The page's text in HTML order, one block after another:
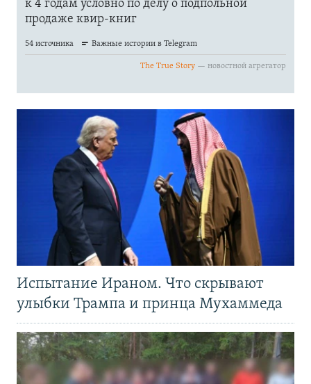
Испытание Ираном. Что скрывают
улыбки Трампа и принца Мухаммеда